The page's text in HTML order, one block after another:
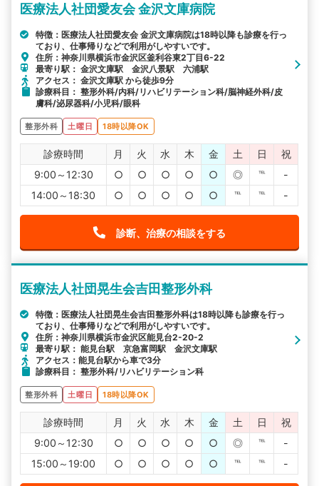
医療法人社団愛友会 金沢文庫病院
特徴：医療法人社団愛友会 金沢文庫病院は18時以降も診療を行っ
ており、仕事帰りなどで利用がしやすいです。
住所：神奈川県横浜市金沢区釜利谷東2丁目6-22
最寄り駅： 金沢文庫駅 金沢八景駅 六浦駅
アクセス： 金沢文庫駅 から徒歩9分
診療科目： 整形外科/内科/リハビリテーション科/脳神経外科/皮
膚科/泌尿器科/小児科/眼科
整形外科 土曜日 18時以降OK
診療時間 月 火 水 木 金 土 日
祝
9:00～12:30
○ ○ ○ ○ ○ ◎ ℡
-
14:00～18:30
○ ○ ○ ○ ○ ℡ ℡ -
診断、治療の相談をする
医療法人社団晃生会吉田整形外科
特徴：医療法人社団晃生会吉田整形外科は18時以降も診療を行っ
ており、仕事帰りなどで利用がしやすいです。
住所：神奈川県横浜市金沢区能見台2-20-2
最寄り駅： 能見台駅 京急富岡駅 金沢文庫駅
アクセス：能見台駅から車で3分
診療科目： 整形外科/リハビリテーション科
整形外科 土曜日 18時以降OK
診療時間 月 火 水 木 金 土 日
祝
9:00～12:30
○ ○ ○ ○ ○ ◎ ℡
-
15:00～19:00
○ ○ ○ ○ ○ ℡ ℡ -